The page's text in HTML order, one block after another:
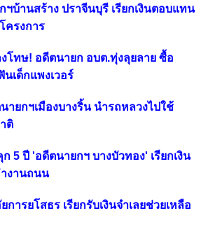
ฯบ้านสร้าง ปราจีนบุรี เรียกเงินตอบแทน
ครงการ
โทษ! อดีตนายก อบต.ทุ่งลุยลาย ซื้อ
เด็กแพงเวอร์
ายกฯเมืองบางริ้น นำรถหลวงไปใช้
ติ
5 ปี 'อดีตนายกฯ บางบัวทอง' เรียกเงิน
งานถนน
การยโสธร เรียกรับเงินจำเลยช่วยเหลือ